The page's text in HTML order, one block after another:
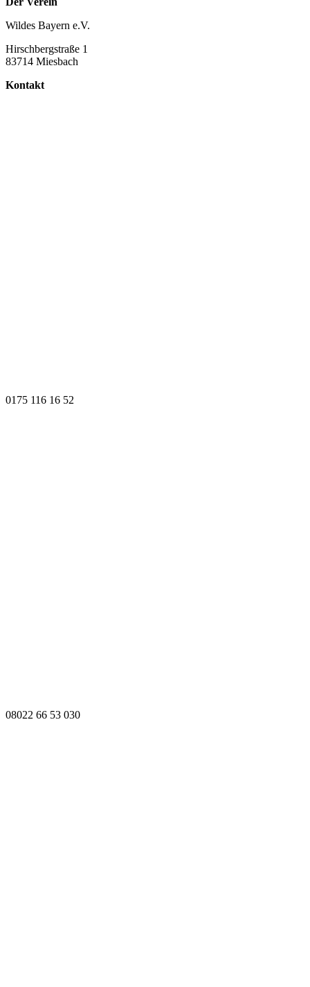
Wildes Bayern e.V.
Hirschbergstraße 1
83714 Miesbach
Kontakt
0175 116 16 52
08022 66 53 030